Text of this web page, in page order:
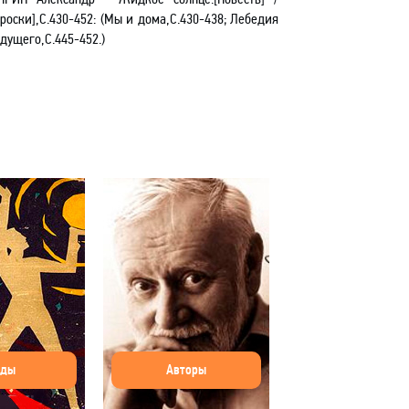
452: (Мы и дома,С.430-438; Лебедия
452.)
Авторы